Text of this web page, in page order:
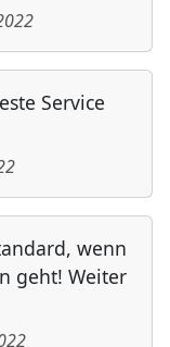
Service
wenn
geht! Weiter